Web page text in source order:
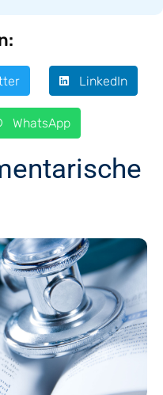
LinkedIn
WhatsApp